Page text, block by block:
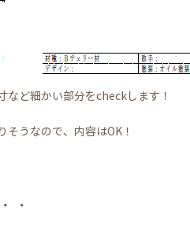
など細かい部分をcheckします！
うなので、内容はOK！
・